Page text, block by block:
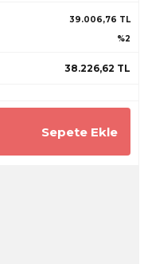
39.006,76 TL
%2
38.226,62 TL
Sepete Ekle